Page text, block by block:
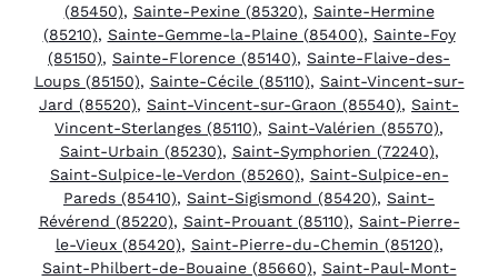
(85450), Sainte-Pexine (85320), Sainte-Hermine
(85210), Sainte-Gemme-la-Plaine (85400), Sainte-Foy
(85150), Sainte-Florence (85140), Sainte-Flaive-des-
Loups (85150), Sainte-Cécile (85110), Saint-Vincent-sur-
Jard (85520), Saint-Vincent-sur-Graon (85540), Saint-
Vincent-Sterlanges (85110), Saint-Valérien (85570),
Saint-Urbain (85230), Saint-Symphorien (72240),
Saint-Sulpice-le-Verdon (85260), Saint-Sulpice-en-
Pareds (85410), Saint-Sigismond (85420), Saint-
Révérend (85220), Saint-Prouant (85110), Saint-Pierre-
le-Vieux (85420), Saint-Pierre-du-Chemin (85120),
Saint-Philbert-de-Bouaine (85660), Saint-Paul-Mont-